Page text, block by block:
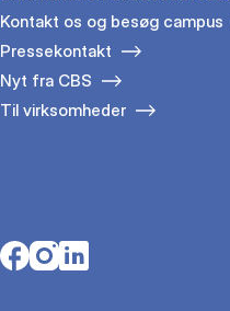
Kontakt os og besøg campus
Pressekontakt
Nyt fra CBS
Til virksomheder
Opens in a new tab
Opens in a new tab
Opens in a new tab